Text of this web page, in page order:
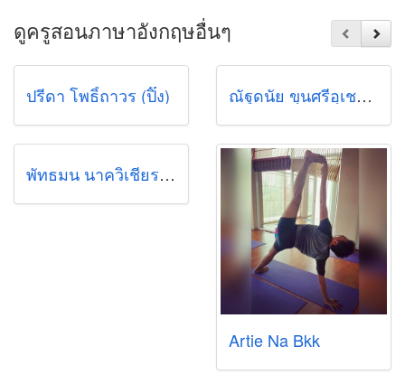
ดูครูสอนภาษาอังกฤษอื่นๆ
ปรีดา โพธิ์ถาวร (ปิ๊ง) ณัฐดนัย ขุนศรีอุเชนทร์ (นัย)
พัทธมน นาควิเชียร แพ็ท
Artie Na Bkk